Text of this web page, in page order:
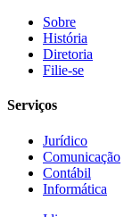
Sobre
História
Diretoria
Filie-se
Serviços
Jurídico
Comunicação
Contábil
Informática